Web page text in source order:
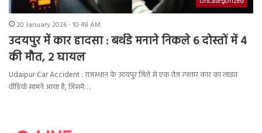
20 January 2026 - 10:48 AM
उदयपुर में कार हादसा : बर्थडे मनाने निकले 6 दोस्तों में 4
की मौत, 2 घायल
Udaipur Car Accident : राजस्थान के उदयपुर जिले से एक तेज रफ्तार कार का लाइव
वीडियो सामने आया है, जिसमें…